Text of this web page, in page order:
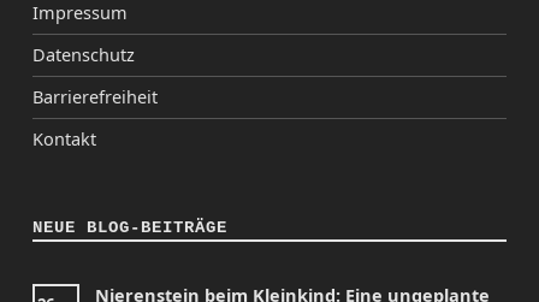
Impressum
Datenschutz
Barrierefreiheit
Kontakt
NEUE BLOG-BEITRÄGE
Nierenstein beim Kleinkind: Eine ungeplante